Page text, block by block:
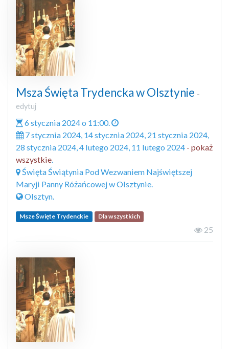
Msza Święta Trydencka w Olsztynie -
edytuj
6 stycznia 2024 o 11:00.
7 stycznia 2024, 14 stycznia 2024, 21 stycznia 2024,
28 stycznia 2024, 4 lutego 2024, 11 lutego 2024 - pokaż
wszystkie
Święta Świątynia Pod Wezwaniem Najświętszej
Maryji Panny Różańcowej w Olsztynie.
Olsztyn.
Msze Święte Trydenckie Dla wszystkich
25